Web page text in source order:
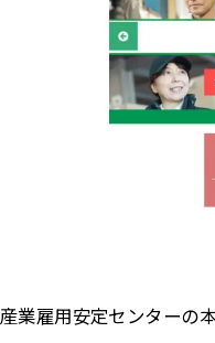
産業雇用安定センターの